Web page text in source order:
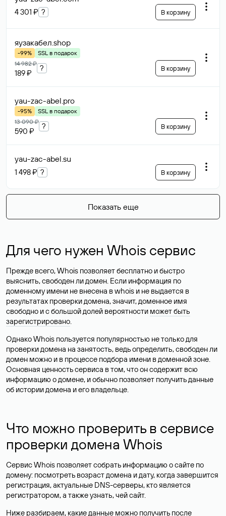
4 301 ₽ ? В корзину
яузакабел.shop
-99%
SSL в подарок
14 982 ₽
189 ₽
? В корзину
yau-zac-abel.pro
-95%
SSL в подарок
13 090 ₽
590 ₽
? В корзину
yau-zac-abel.su
1 498 ₽ ? В корзину
Показать еще
Для чего нужен Whois сервис
Прежде всего, Whois позволяет бесплатно и быстро
выяснить, свободен ли домен. Если информация по
доменному имени не внесена в whois и не выдается в
результатах проверки домена, значит, доменное имя
свободно и с большой долей вероятности может быть
зарегистрировано.
Однако Whois пользуется популярностью не только для
проверки домена на занятость, ведь определить, свободен ли
домен можно и в процессе подбора имени в доменной зоне.
Основная ценность сервиса в том, что он содержит всю
информацию о домене, и обычно позволяет получить данные
об истории домена и его владельце.
Что можно проверить в сервисе
проверки домена Whois
Сервис Whois позволяет собрать информацию о сайте по
домену: посмотреть возраст домена и дату, когда завершится
регистрация, актуальные DNS-серверы, кто является
регистратором, а также узнать, чей сайт.
Ниже разбираем, какие данные можно получить после